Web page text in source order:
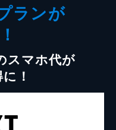
ランが
スマホ代が
！